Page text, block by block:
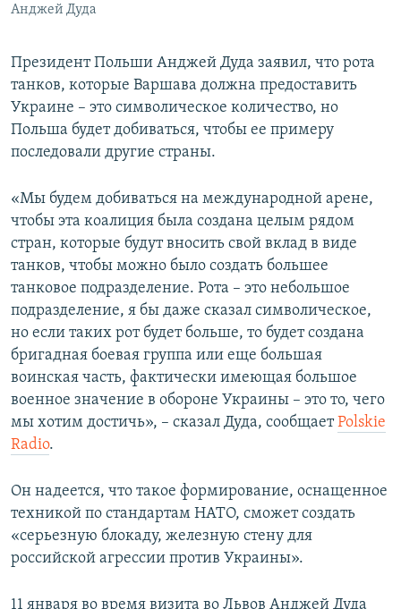
Все сайты RFE/RL
Анджей Дуда
Президент Польши Анджей Дуда заявил, что рота
танков, которые Варшава должна предоставить
Украине – это символическое количество, но
Польша будет добиваться, чтобы ее примеру
последовали другие страны.
«Мы будем добиваться на международной арене,
чтобы эта коалиция была создана целым рядом
стран, которые будут вносить свой вклад в виде
танков, чтобы можно было создать большее
танковое подразделение. Рота – это небольшое
подразделение, я бы даже сказал символическое,
но если таких рот будет больше, то будет создана
бригадная боевая группа или еще большая
воинская часть, фактически имеющая большое
военное значение в обороне Украины – это то, чего
мы хотим достичь», – сказал Дуда, сообщаетPolskie
Radio.
Он надеется, что такое формирование, оснащенное
техникой по стандартам НАТО, сможет создать
«серьезную блокаду, железную стену для
российской агрессии против Украины».
11 января во время визита во Львов Анджей Дуда